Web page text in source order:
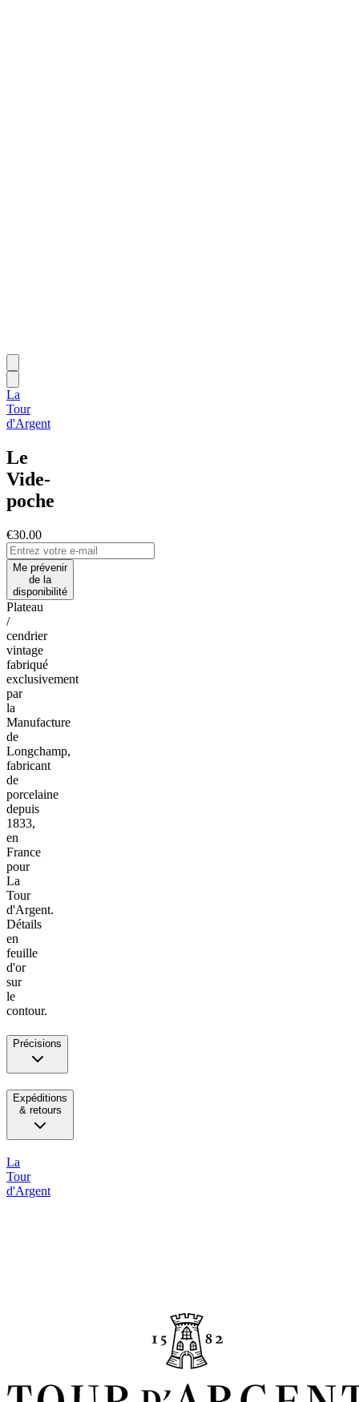
La
Tour
d'Argent
Le
Vide-
poche
€30.00
Me prévenir
de la
disponibilité
Plateau
/
cendrier
vintage
fabriqué
exclusivement
par
la
Manufacture
de
Longchamp,
fabricant
de
porcelaine
depuis
1833,
en
France
pour
La
Tour
d'Argent.
Détails
en
feuille
d'or
sur
le
contour.
Précisions
Expéditions
& retours
La
Tour
d'Argent